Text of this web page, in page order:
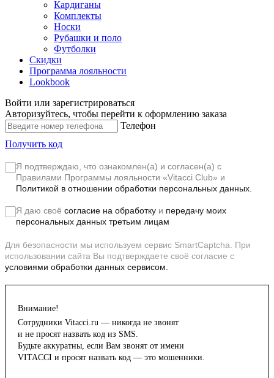
Кардиганы
Комплекты
Носки
Рубашки и поло
Футболки
Скидки
Программа лояльности
Lookbook
Войти или зарегистрироваться
Авторизуйтесь, чтобы перейти к оформлению заказа
Телефон
Получить код
Я подтверждаю, что ознакомлен(а) и согласен(а) с
Правилами Программы лояльности «Vitacci Club» и
Политикой в отношении обработки персональных данных.
Я даю своё согласие на обработку и передачу моих
персональных данных третьим лицам
Для безопасности мы используем сервис SmartCaptcha. При
использовании сайта Вы подтверждаете своё согласие с
условиями обработки данных сервисом.
Внимание!
Сотрудники Vitacci.ru — никогда не звонят
и не просят назвать код из SMS.
Будьте аккуратны, если Вам звонят от имени
VITACCI и просят назвать код — это мошенники.